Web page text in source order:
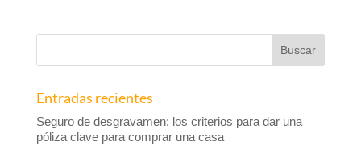
Entradas recientes
Seguro de desgravamen: los criterios para dar una
póliza clave para comprar una casa